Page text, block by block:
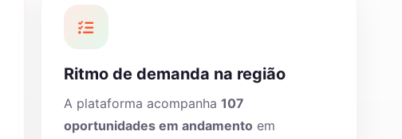
Ritmo de demanda na região
A plataforma acompanha 107
oportunidades em andamento em